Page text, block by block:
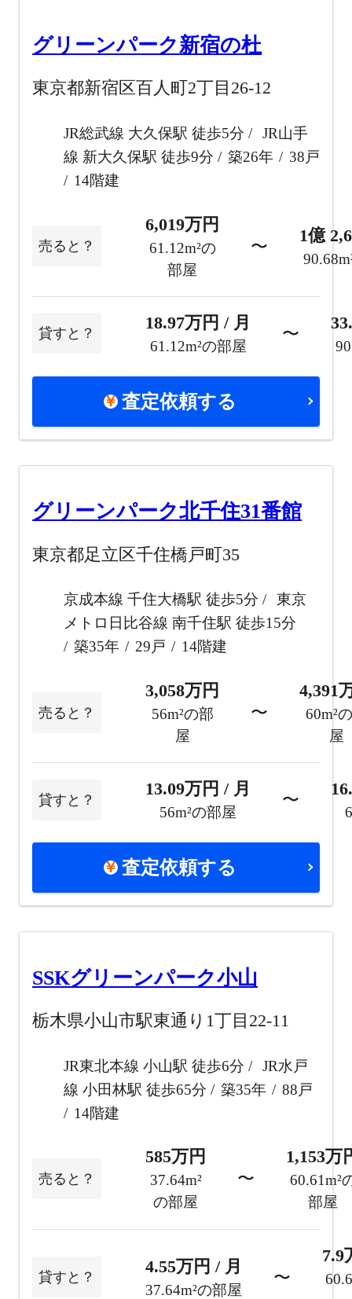
グリーンパーク新宿の杜
東京都新宿区百人町2丁目26-12
JR総武線 大久保駅 徒歩5分
JR山手
線 新大久保駅 徒歩9分
築26年
38戸
14階建
売ると？
6,019万円
61.12m²の
部屋
〜
1億
貸すと？
18.97万円 / 月
61.12m²の部屋
〜
査定依頼する
グリーンパーク北千住31番館
東京都足立区千住橋戸町35
京成本線 千住大橋駅 徒歩5分
東京
メトロ日比谷線 南千住駅 徒歩15分
築35年
29戸 14階建
売ると？
3,058万円
56m²の部
屋
〜
4,391
60m²
屋
貸すと？
13.09万円 / 月
56m²の部屋
〜
査定依頼する
SSKグリーンパーク小山
栃木県小山市駅東通り1丁目22-11
JR東北本線 小山駅 徒歩6分
JR水戸
線 小田林駅 徒歩65分
築35年
88戸
14階建
売ると？
585万円
37.64m²
の部屋
〜
1,153万
60.61m²
部屋
貸すと？
4.55万円 / 月
37.64m²の部屋
〜
7.9